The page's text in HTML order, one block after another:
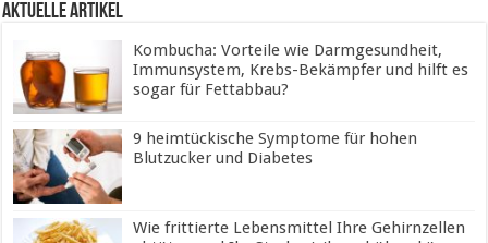
Aktuelle Artikel
Kombucha: Vorteile wie Darmgesundheit,
Immunsystem, Krebs-Bekämpfer und hilft es
sogar für Fettabbau?
9 heimtückische Symptome für hohen
Blutzucker und Diabetes
Wie frittierte Lebensmittel Ihre Gehirnzellen